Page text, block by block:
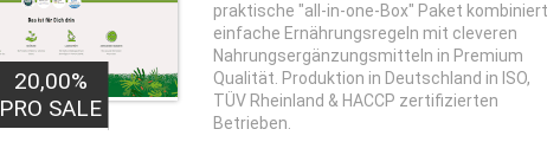
20,00%
PRO SALE
praktische "all-in-one-Box" Paket kombiniert
einfache Ernährungsregeln mit cleveren
Nahrungsergänzungsmitteln in Premium
Qualität. Produktion in Deutschland in ISO,
TÜV Rheinland & HACCP zertifizierten
Betrieben.